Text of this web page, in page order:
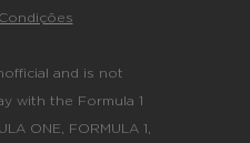
and is not
with the Formula 1
ONE, FORMULA 1,